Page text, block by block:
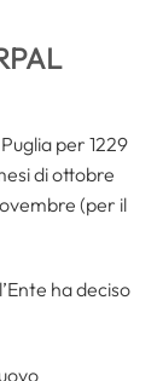
per 1229
di ottobre
(per il
l’Ente ha deciso